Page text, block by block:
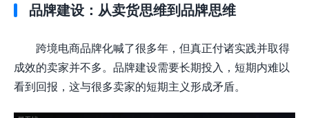
品牌建设：从卖货思维到品牌思维
跨境电商品牌化喊了很多年，但真正付诸实践并取得
成效的卖家并不多。品牌建设需要长期投入，短期内难以
看到回报，这与很多卖家的短期主义形成矛盾。